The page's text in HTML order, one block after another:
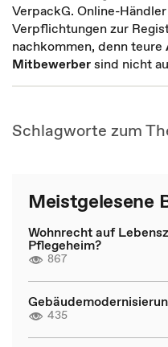
VerpackG. Online-
Verpflichtungen zur
nachkommen, denn teure
Mitbewerbersind nicht
Schlagworte zum
Meistgelesene
Wohnrecht auf
Pflegeheim?
867
435